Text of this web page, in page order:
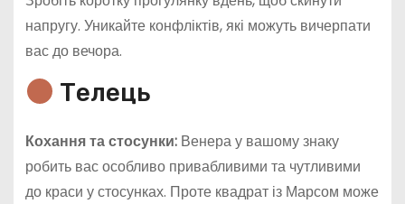
напругу. Уникайте конфліктів, які можуть вичерпати
вас до вечора.
Телець
Кохання та стосунки:Венера у вашому знаку
робить вас особливо привабливими та чутливими
до краси у стосунках. Проте квадрат із Марсом може